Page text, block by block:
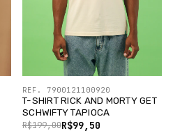
T-SHIRT RICK AND MORTY GET
SCHWIFTY TAPIOCA
R$99,50
R$199,00
REF. 7900121100920